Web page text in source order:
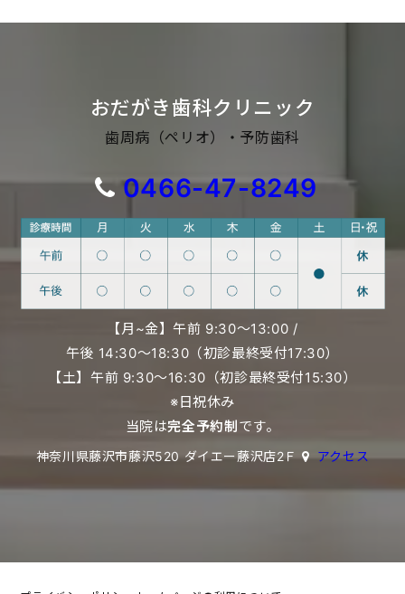
おだがき歯科クリニック
歯周病（ペリオ）・予防歯科
0466-47-8249
【月~金】午前 9:30〜13:00 /
午後 14:30〜18:30（初診最終受付17:30）
【土】午前 9:30〜16:30（初診最終受付15:30）
※日祝休み
当院は完全予約制です。
神奈川県藤沢市藤沢520 ダイエー藤沢店2Ｆ アクセス